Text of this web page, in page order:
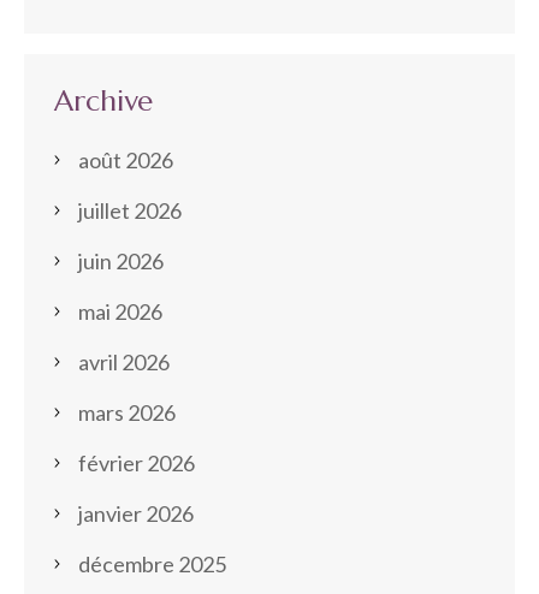
Archive
août 2026
juillet 2026
juin 2026
mai 2026
avril 2026
mars 2026
février 2026
janvier 2026
décembre 2025